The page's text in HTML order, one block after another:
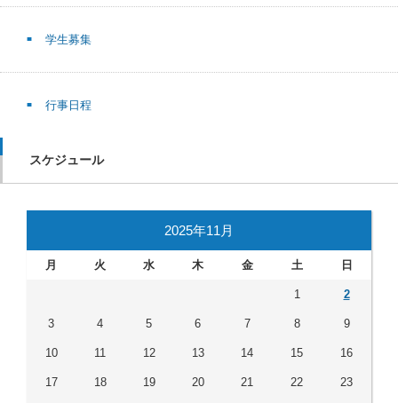
学生募集
行事日程
スケジュール
2025年11月
月 火 水 木 金 土 日
1 2
3 4 5 6 7 8 9
10 11 12 13 14 15 16
17 18 19 20 21 22 23